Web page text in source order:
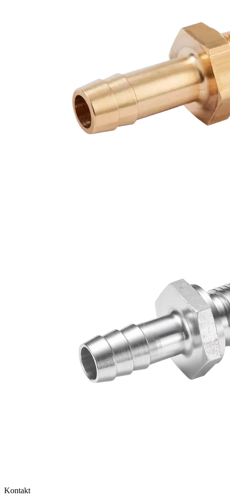
Kontakt